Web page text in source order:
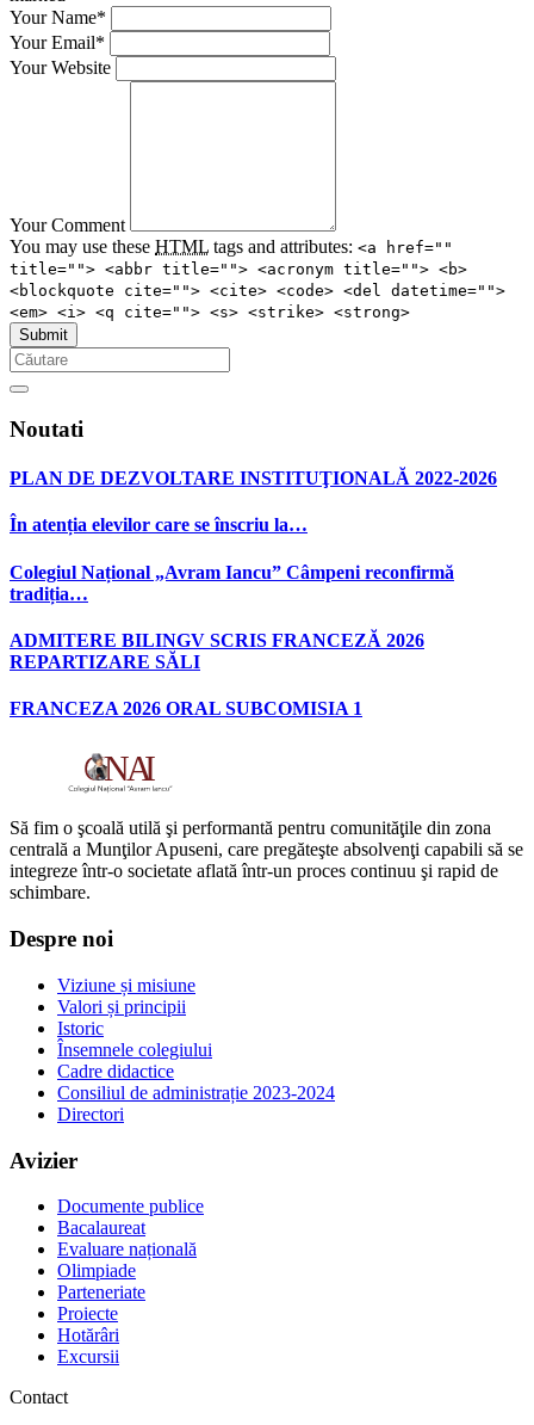
Your Name*
Your Email*
Your Website
Your Comment
You may use these HTML tags and attributes: <a href=""
title=""> <abbr title=""> <acronym title=""> <b>
<blockquote cite=""> <cite> <code> <del datetime="">
<em> <i> <q cite=""> <s> <strike> <strong>
Noutati
PLAN DE DEZVOLTARE INSTITUŢIONALĂ 2022-2026
În atenția elevilor care se înscriu la…
Colegiul Național „Avram Iancu” Câmpeni reconfirmă
tradiția…
ADMITERE BILINGV SCRIS FRANCEZĂ 2026
REPARTIZARE SĂLI
FRANCEZA 2026 ORAL SUBCOMISIA 1
Să fim o şcoală utilă şi performantă pentru comunităţile din zona
centrală a Munţilor Apuseni, care pregăteşte absolvenţi capabili să se
integreze într-o societate aflată într-un proces continuu şi rapid de
schimbare.
Despre noi
Viziune și misiune
Valori și principii
Istoric
Însemnele colegiului
Cadre didactice
Consiliul de administrație 2023-2024
Directori
Avizier
Documente publice
Bacalaureat
Evaluare națională
Olimpiade
Parteneriate
Proiecte
Hotărâri
Excursii
Contact